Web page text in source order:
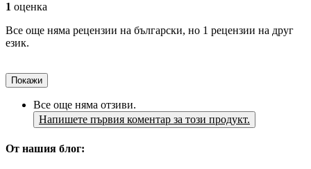
1 оценка
Все още няма рецензии на български, но 1 рецензии на друг
език.
Покажи
Все още няма отзиви.
Напишете първия коментар за този продукт.
От нашия блог: